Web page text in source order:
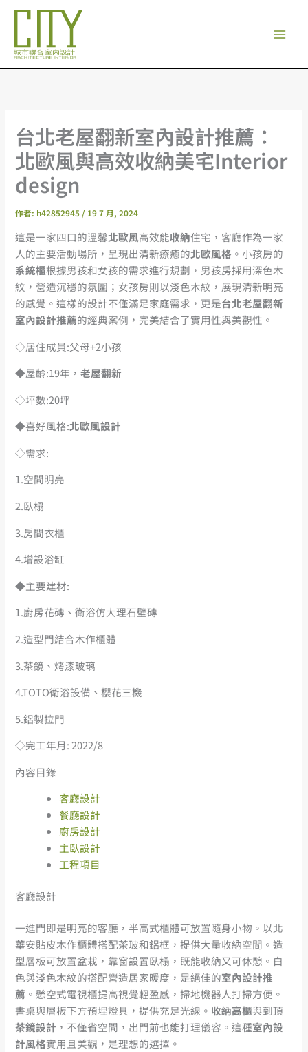
內
台北老屋翻新室內設計推薦：
北歐風與高效收納美宅Interior
design
作者: h42852945/ 19 7 月, 2024
這是一家四口的溫馨北歐風高效能收納住宅，客廳作為一家
人的主要活動場所，呈現出清新療癒的北歐風格 。小孩房的
系統櫃根據男孩和女孩的需求進行規劃，男孩房採用深色木
紋，營造沉穩的氛圍；女孩房則以淺色木紋，展現清新明亮
的感覺。這樣的設計不僅滿足家庭需求，更是台北老屋翻新
室內設計推薦的經典案例，完美結合了實用性與美觀性。
◇居住成員:父母+2小孩
◆屋齡:19年，老屋翻新
◇坪數:20坪
◆喜好風格:北歐風設計
◇需求:
1.空間明亮
2.臥榻
3.房間衣櫃
4.增設浴缸
◆主要建材:
1.廚房花磚、衛浴仿大理石壁磚
2.造型門結合木作櫃體
3.茶鏡、烤漆玻璃
4.TOTO衛浴設備、櫻花三機
5.鋁製拉門
◇完工年月: 2022/8
內容目錄
客廳設計
餐廳設計
廚房設計
主臥設計
工程項目
客廳設計
一進門即是明亮的客廳，半高式櫃體可放置隨身小物。以北
華安貼皮木作櫃體搭配茶玻和鋁框，提供大量收納空間。造
型層板可放置盆栽，靠窗設置臥榻，既能收納又可休憩。白
色與淺色木紋的搭配營造居家暖度，是絕佳的室內設計推
薦 。懸空式電視櫃提高視覺輕盈感，掃地機器人打掃方便。
書桌與層板下方預埋燈具，提供充足光線。 收納高櫃與到頂
茶鏡設計 ，不僅省空間，出門前也能打理儀容。這種室內設
計風格實用且美觀，是理想的選擇。